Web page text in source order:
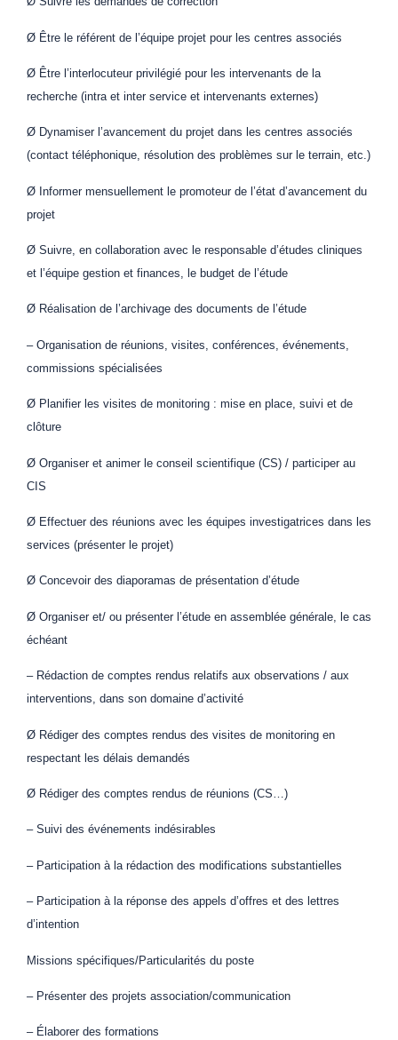
Ø Être le référent de l’équipe projet pour les centres associés
Ø Être l’interlocuteur privilégié pour les intervenants de la
recherche (intra et inter service et intervenants externes)
Ø Dynamiser l’avancement du projet dans les centres associés
(contact téléphonique, résolution des problèmes sur le terrain, etc.)
Ø Informer mensuellement le promoteur de l’état d’avancement du
projet
Ø Suivre, en collaboration avec le responsable d’études cliniques
et l’équipe gestion et finances, le budget de l’étude
Ø Réalisation de l’archivage des documents de l’étude
– Organisation de réunions, visites, conférences, événements,
commissions spécialisées
Ø Planifier les visites de monitoring : mise en place, suivi et de
clôture
Ø Organiser et animer le conseil scientifique (CS) / participer au
CIS
Ø Effectuer des réunions avec les équipes investigatrices dans les
services (présenter le projet)
Ø Concevoir des diaporamas de présentation d’étude
Ø Organiser et/ ou présenter l’étude en assemblée générale, le cas
échéant
– Rédaction de comptes rendus relatifs aux observations / aux
interventions, dans son domaine d’activité
Ø Rédiger des comptes rendus des visites de monitoring en
respectant les délais demandés
Ø Rédiger des comptes rendus de réunions (CS…)
– Suivi des événements indésirables
– Participation à la rédaction des modifications substantielles
– Participation à la réponse des appels d’offres et des lettres
d’intention
Missions spécifiques/Particularités du poste
– Présenter des projets association/communication
– Élaborer des formations